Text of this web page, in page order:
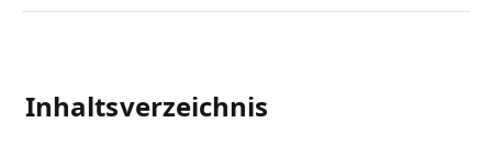
Inhaltsverzeichnis